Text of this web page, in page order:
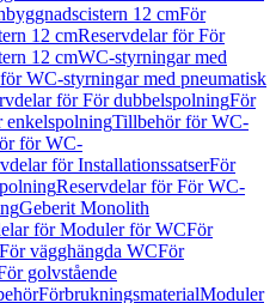
12 cmFör
12 cmReservdelar för För
12 cmWC-styrningar med
WC-styrningar med pneumatisk
för För dubbelspolningFör
enkelspolningTillbehör för WC-
för WC-
för InstallationssatserFör
Reservdelar för För WC-
Geberit Monolith
för Moduler för WCFör
vägghängda WCFör
golvstående
FörbrukningsmaterialModuler